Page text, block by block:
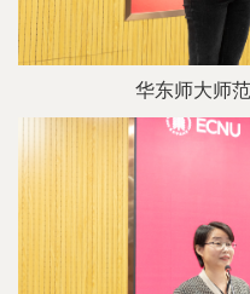
华东师大师